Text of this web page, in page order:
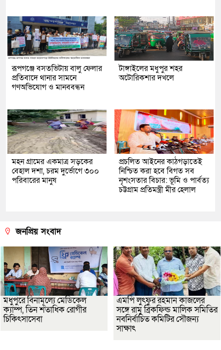
রূপগঞ্জে বসতভিটায় বালু ফেলার
প্রতিবাদে থানার সামনে
গণঅভিযোগ ও মানববন্ধন
টাঙ্গাইলের মধুপুর শহর
অটোরিকশার দখলে
মহন গ্রামের একমাত্র সড়কের
বেহাল দশা, চরম দুর্ভোগে ৩০০
পরিবারের মানুষ
প্রচলিত আইনের কাঠগড়াতেই
নিশ্চিত করা হবে বিগত সব
নৃশংসতার বিচার: ভূমি ও পার্বত্য
চট্টগ্রাম প্রতিমন্ত্রী মীর হেলাল
জনপ্রিয় সংবাদ
মধুপুরে বিনামূল্যে মেডিকেল
ক্যাম্প, তিন শতাধিক রোগীর
চিকিৎসাসেবা
এমপি লুৎফুর রহমান কাজলের
সঙ্গে রামু ব্রিকফিল্ড মালিক সমিতির
নবনির্বাচিত কমিটির সৌজন্য
সাক্ষাৎ